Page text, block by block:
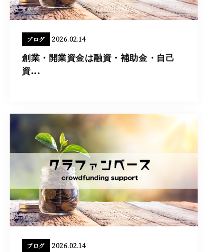
ブログ 2026.02.14
創業・開業資金は融資・補助金・自己
資...
ブログ 2026.02.14